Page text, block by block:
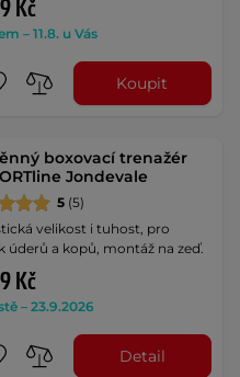
Kč
– 11.8. u Vás
Koupit
boxovací trenažér
Jondevale
5 (5)
velikost i tuhost, pro
úderů a kopů, montáž na zeď.
Kč
– 23.9.2026
Detail